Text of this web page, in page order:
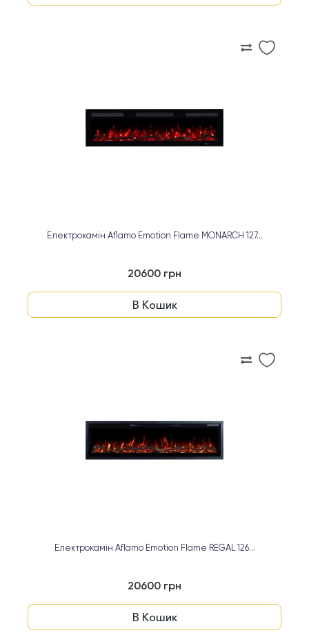
Електрокамін Aflamo Emotion Flame MONARCH 127...
20600 грн
В Кошик
Електрокамін Aflamo Emotion Flame REGAL 126...
20600 грн
В Кошик